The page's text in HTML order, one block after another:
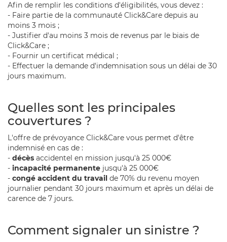
Afin de remplir les conditions d'éligibilités, vous devez :
- Faire partie de la communauté Click&Care depuis au
moins 3 mois ;
- Justifier d'au moins 3 mois de revenus par le biais de
Click&Care ;
- Fournir un certificat médical ;
- Effectuer la demande d'indemnisation sous un délai de 30
jours maximum.
Quelles sont les principales
couvertures ?
L'offre de prévoyance Click&Care vous permet d'être
indemnisé en cas de :
- décès accidentel en mission jusqu'à 25 000€
- incapacité permanente jusqu'à 25 000€
- congé accident du travail de 70% du revenu moyen
journalier pendant 30 jours maximum et après un délai de
carence de 7 jours.
Comment signaler un sinistre ?